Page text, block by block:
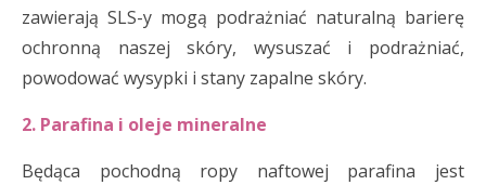
zawierają SLS-y mogą podrażniać naturalną barierę
ochronną naszej skóry, wysuszać i podrażniać,
powodować wysypki i stany zapalne skóry.
2. Parafina i oleje mineralne
Będąca pochodną ropy naftowej parafina jest